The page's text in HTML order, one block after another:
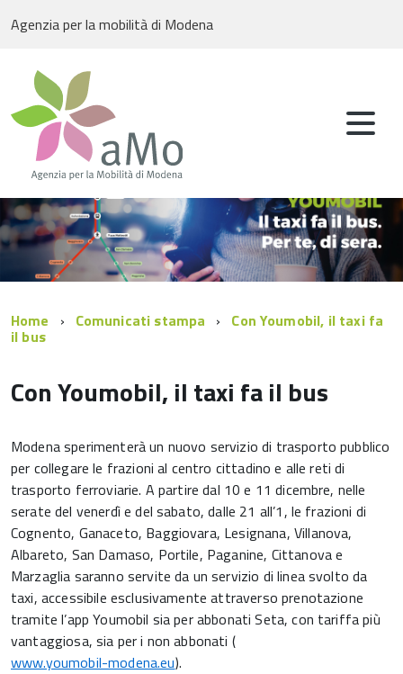
Agenzia per la mobilità di Modena
Home Comunicati stampa Con Youmobil, il taxi fa
il bus
Con Youmobil, il taxi fa il bus
Modena sperimenterà un nuovo servizio di trasporto pubblico
per collegare le frazioni al centro cittadino e alle reti di
trasporto ferroviarie. A partire dal 10 e 11 dicembre, nelle
serate del venerdì e del sabato, dalle 21 all’1, le frazioni di
Cognento, Ganaceto, Baggiovara, Lesignana, Villanova,
Albareto, San Damaso, Portile, Paganine, Cittanova e
Marzaglia saranno servite da un servizio di linea svolto da
taxi, accessibile esclusivamente attraverso prenotazione
tramite l’app Youmobil sia per abbonati Seta, con tariffa più
vantaggiosa, sia per i non abbonati (
www.youmobil-modena.eu).